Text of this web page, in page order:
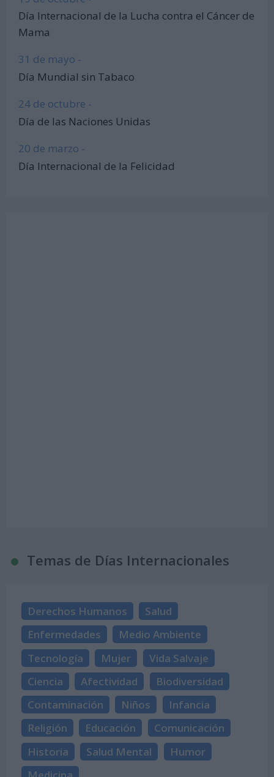
Día Internacional de la Lucha contra el Cáncer de
Mama
31 de mayo -
Día Mundial sin Tabaco
24 de octubre -
Día de las Naciones Unidas
20 de marzo -
Día Internacional de la Felicidad
Temas de Días Internacionales
Derechos Humanos
Salud
Enfermedades
Medio Ambiente
Tecnología
Mujer
Vida Salvaje
Ciencia
Afectividad
Biodiversidad
Contaminación
Niños
Infancia
Religión
Educación
Comunicación
Historia
Salud Mental
Humor